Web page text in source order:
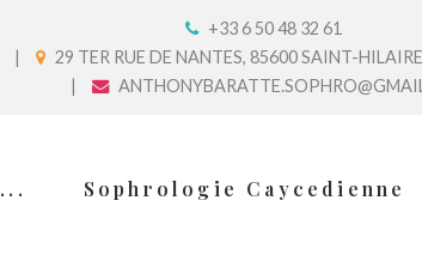
+33 6 50 48 32 61
29 TER RUE DE NANTES, 85600 SAINT-
... Sophrologie Caycedienne